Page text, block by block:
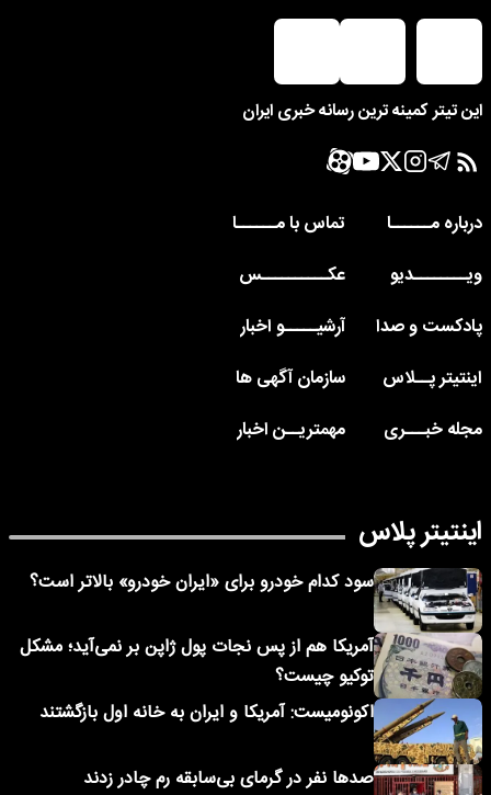
این تیتر کمینه ترین رسانه خبری ایران
درباره مــــــا
تماس با مــــــا
ویــــــــدیو
عکــــــــــس
پادکست و صدا
آرشیـــــو اخبار
اینتیتر پــلاس
سازمان آگهی ها
مجله خبـــری
مهمتریــن اخبار
اینتیتر پلاس
سود کدام خودرو برای «ایران خودرو» بالاتر است؟
آمریکا هم از پس نجات پول ژاپن بر نمی‌آید؛ مشکل
توکیو چیست؟
اکونومیست: آمریکا و ایران به خانه اول بازگشتند
صدها نفر در گرمای بی‌سابقه رم چادر زدند